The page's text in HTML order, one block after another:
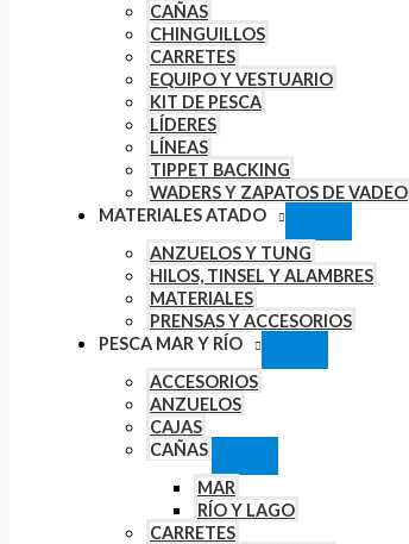
CAÑAS
CHINGUILLOS
CARRETES
EQUIPO Y VESTUARIO
KIT DE PESCA
LÍDERES
LÍNEAS
TIPPET BACKING
WADERS Y ZAPATOS DE VADEO
MATERIALES ATADO
ANZUELOS Y TUNG
HILOS, TINSEL Y ALAMBRES
MATERIALES
PRENSAS Y ACCESORIOS
PESCA MAR Y RÍO
ACCESORIOS
ANZUELOS
CAJAS
CAÑAS
MAR
RÍO Y LAGO
CARRETES